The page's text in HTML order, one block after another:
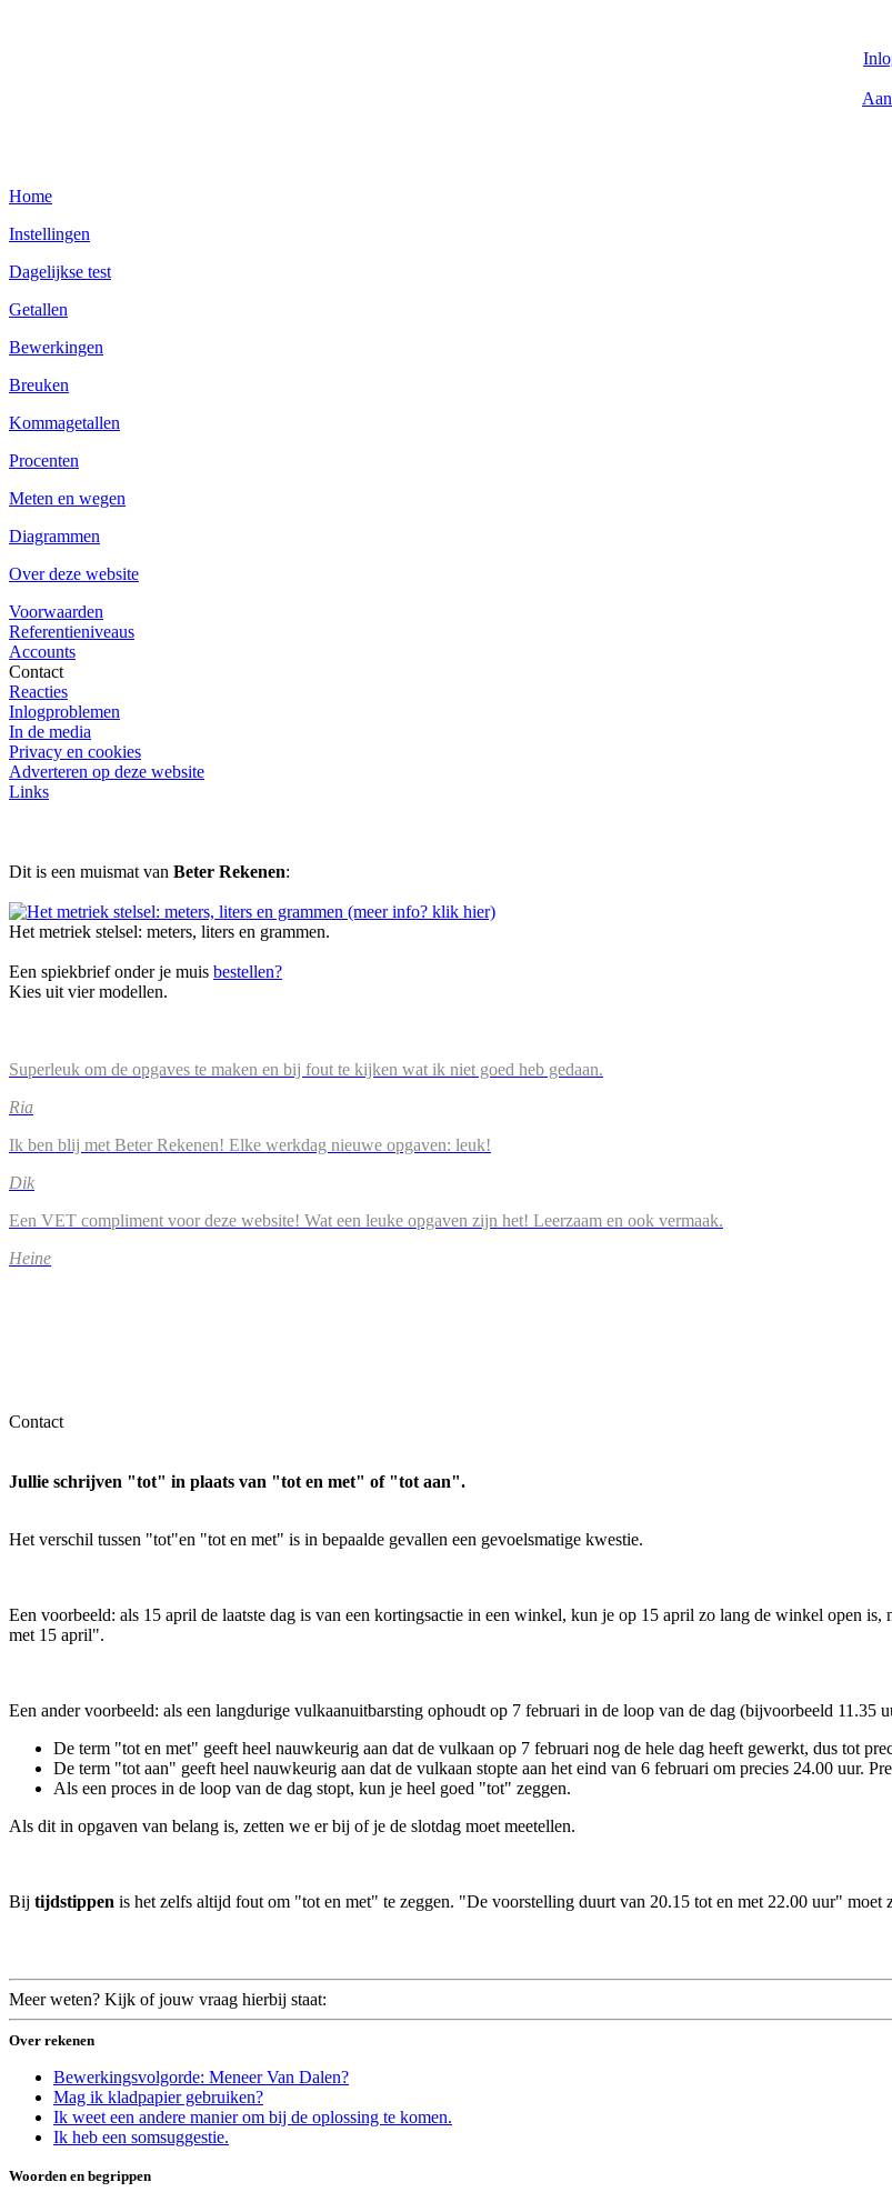
Home
Instellingen
Dagelijkse test
Getallen
Bewerkingen
Breuken
Kommagetallen
Procenten
Meten en wegen
Diagrammen
Over deze website
Voorwaarden
Referentieniveaus
Accounts
Contact
Reacties
Inlogproblemen
In de media
Privacy en cookies
Adverteren op deze website
Links
Dit is een muismat van Beter Rekenen:
Het metriek stelsel: meters, liters en grammen.
Een spiekbrief onder je muis bestellen?
Kies uit vier modellen.
Superleuk om de opgaves te maken en bij fout te kijken wat ik niet goed heb gedaan.
Ria
Ik ben blij met Beter Rekenen! Elke werkdag nieuwe opgaven: leuk!
Dik
Een VET compliment voor deze website! Wat een leuke opgaven zijn het! Leerzaam en ook vermaak.
Heine
Contact
Jullie schrijven "tot" in plaats van "tot en met" of "tot aan".
Het verschil tussen "tot"en "tot en met" is in bepaalde gevallen een gevoelsmatige kwestie.
Een voorbeeld: als 15 april de laatste dag is van een kortingsactie in een winkel, kun je op 15 april zo lang de winkel open
met 15 april".
Een ander voorbeeld: als een langdurige vulkaanuitbarsting ophoudt op 7 februari in de loop van de dag (bijvoorbeeld 11.35
De term "tot en met" geeft heel nauwkeurig aan dat de vulkaan op 7 februari nog de hele dag heeft gewerkt, dus tot
De term "tot aan" geeft heel nauwkeurig aan dat de vulkaan stopte aan het eind van 6 februari om precies 24.00 uur.
Als een proces in de loop van de dag stopt, kun je heel goed "tot" zeggen.
Als dit in opgaven van belang is, zetten we er bij of je de slotdag moet meetellen.
Bij tijdstippen is het zelfs altijd fout om "tot en met" te zeggen. "De voorstelling duurt van 20.15 tot en met 22.00 uur"
Meer weten? Kijk of jouw vraag hierbij staat:
Over rekenen
Bewerkingsvolgorde: Meneer Van Dalen?
Mag ik kladpapier gebruiken?
Ik weet een andere manier om bij de oplossing te komen.
Ik heb een somsuggestie.
Woorden en begrippen